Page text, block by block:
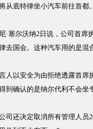
底特律坐小汽车前往首都。
尔沃纳2日说，公司首席
去国会。这种汽车用的是混
以安全为由拒绝透露首席
到确认的是纳尔代利不会坐
还决定取消所有管理人员